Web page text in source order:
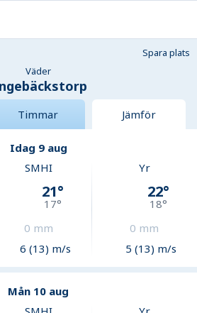
Spara plats
Väder
Timmar Jämför
Idag 9 aug
SMHI
21°
17°
0 mm
6 (13) m/s
Yr
22°
18°
0 mm
5 (13) m/s
Mån 10 aug